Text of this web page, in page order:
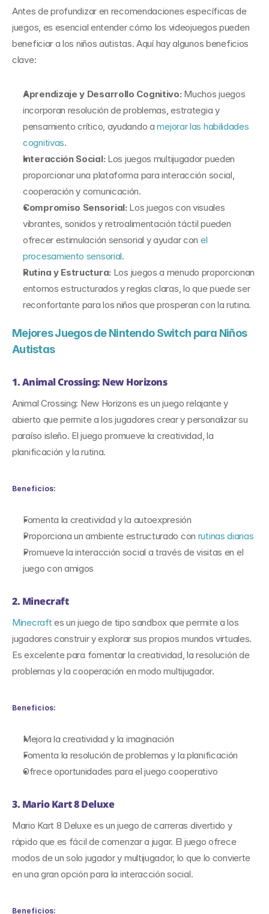
Antes de profundizar en recomendaciones específicas de
juegos, es esencial entender cómo los videojuegos pueden
beneficiar a los niños autistas. Aquí hay algunos beneficios
clave:
Aprendizaje y Desarrollo Cognitivo: Muchos juegos
incorporan resolución de problemas, estrategia y
pensamiento crítico, ayudando a mejorar las habilidades
cognitivas.
Interacción Social: Los juegos multijugador pueden
proporcionar una plataforma para interacción social,
cooperación y comunicación.
Compromiso Sensorial: Los juegos con visuales
vibrantes, sonidos y retroalimentación táctil pueden
ofrecer estimulación sensorial y ayudar con el
procesamiento sensorial.
Rutina y Estructura: Los juegos a menudo proporcionan
entornos estructurados y reglas claras, lo que puede ser
reconfortante para los niños que prosperan con la rutina.
Mejores Juegos de Nintendo Switch para Niños
Autistas
1. Animal Crossing: New Horizons
Animal Crossing: New Horizons es un juego relajante y
abierto que permite a los jugadores crear y personalizar su
paraíso isleño. El juego promueve la creatividad, la
planificación y la rutina.
Beneficios:
Fomenta la creatividad y la autoexpresión
Proporciona un ambiente estructurado con rutinas diarias
Promueve la interacción social a través de visitas en el
juego con amigos
2. Minecraft
Minecraft es un juego de tipo sandbox que permite a los
jugadores construir y explorar sus propios mundos virtuales.
Es excelente para fomentar la creatividad, la resolución de
problemas y la cooperación en modo multijugador.
Beneficios:
Mejora la creatividad y la imaginación
Fomenta la resolución de problemas y la planificación
Ofrece oportunidades para el juego cooperativo
3. Mario Kart 8 Deluxe
Mario Kart 8 Deluxe es un juego de carreras divertido y
rápido que es fácil de comenzar a jugar. El juego ofrece
modos de un solo jugador y multijugador, lo que lo convierte
en una gran opción para la interacción social.
Beneficios: